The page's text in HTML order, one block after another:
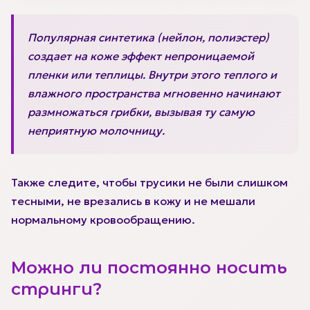
Популярная синтетика (нейлон, полиэстер)
создает на коже эффект непроницаемой
пленки или теплицы. Внутри этого теплого и
влажного пространства мгновенно начинают
размножаться грибки, вызывая ту самую
неприятную молочницу.
Также следите, чтобы трусики не были слишком
тесными, не врезались в кожу и не мешали
нормальному кровообращению.
Можно ли постоянно носить
стринги?